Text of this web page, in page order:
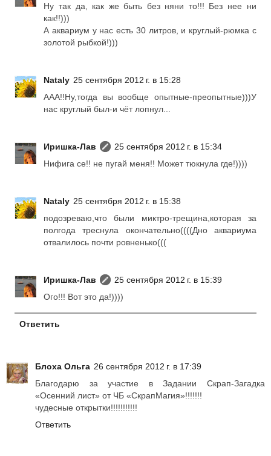
Ну так да, как же быть без няни то!!! Без нее ни
как!!)))
А аквариум у нас есть 30 литров, и круглый-рюмка с
золотой рыбкой!)))
Nataly 25 сентября 2012 г. в 15:28
ААА!!Ну,тогда вы вообще опытные-преопытные)))У
нас круглый был-и чёт лопнул...
Иришка-Лав
25 сентября 2012 г. в 15:34
Нифига се!! не пугай меня!! Может тюкнула где!))))
Nataly 25 сентября 2012 г. в 15:38
подозреваю,что были миктро-трещина,которая за
полгода треснула окончательно((((Дно аквариума
отвалилось почти ровненько(((
Иришка-Лав
25 сентября 2012 г. в 15:39
Ого!!! Вот это да!))))
Ответить
Блоха Ольга 26 сентября 2012 г. в 17:39
Благодарю за участие в Задании Скрап-Загадка
«Осенний лист» от ЧБ «СкрапМагия»!!!!!!!
чудесные открытки!!!!!!!!!!!
Ответить